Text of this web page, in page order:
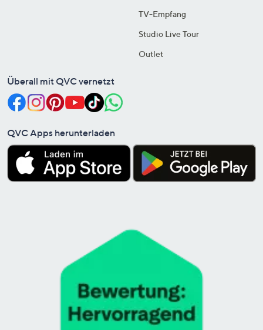
TV-Empfang
Studio Live Tour
Outlet
Überall mit QVC vernetzt
QVC Apps herunterladen